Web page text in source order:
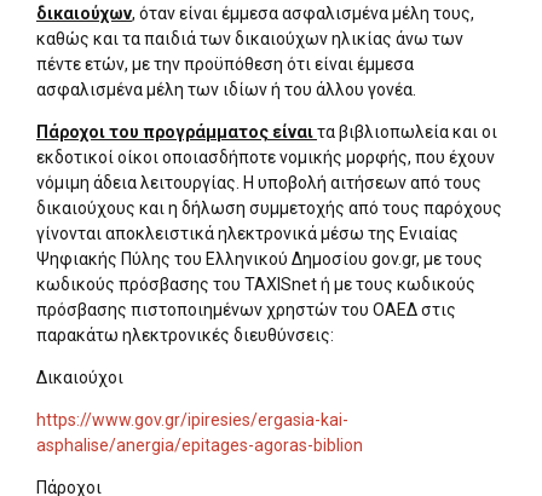
δικαιούχων, όταν είναι έμμεσα ασφαλισμένα μέλη τους,
καθώς και τα παιδιά των δικαιούχων ηλικίας άνω των
πέντε ετών, με την προϋπόθεση ότι είναι έμμεσα
ασφαλισμένα μέλη των ιδίων ή του άλλου γονέα.
Πάροχοι του προγράμματος είναιτα βιβλιοπωλεία και οι
εκδοτικοί οίκοι οποιασδήποτε νομικής μορφής, που έχουν
νόμιμη άδεια λειτουργίας. Η υποβολή αιτήσεων από τους
δικαιούχους και η δήλωση συμμετοχής από τους παρόχους
γίνονται αποκλειστικά ηλεκτρονικά μέσω της Ενιαίας
Ψηφιακής Πύλης του Ελληνικού Δημοσίου gov.gr, με τους
κωδικούς πρόσβασης του TAXISnet ή με τους κωδικούς
πρόσβασης πιστοποιημένων χρηστών του ΟΑΕΔ στις
παρακάτω ηλεκτρονικές διευθύνσεις:
Δικαιούχοι
https://www.gov.gr/ipiresies/ergasia-kai-
asphalise/anergia/epitages-agoras-biblion
Πάροχοι